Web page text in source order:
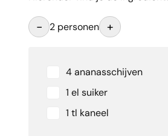
- 2 personen +
4 ananasschijven
1 el suiker
1 tl kaneel